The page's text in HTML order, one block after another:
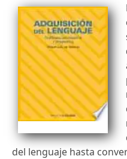
del lenguaje hasta